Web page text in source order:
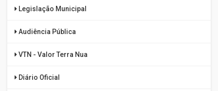
Legislação Municipal
Audiência Pública
VTN - Valor Terra Nua
Diário Oficial